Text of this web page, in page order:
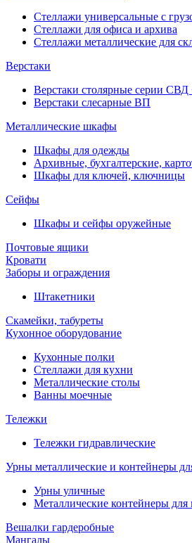
Стеллажи универсальные с
Стеллажи для офиса и архива
Стеллажи металлические для
Верстаки
Верстаки столярные серии СВД
Верстаки слесарные ВП
Металлические шкафы
Шкафы для одежды
Архивные, бухгалтерские,
Шкафы для ключей, ключницы
Сейфы
Шкафы и сейфы оружейные
Почтовые ящики
Кровати
Заборы и ограждения
Штакетники
Скамейки, табуреты
Кухонное оборудование
Кухонные полки
Стеллажи для кухни
Металлические столы
Ванны моечные
Тележки
Тележки гидравлические
Урны металлические и контейнеры
Урны уличные
Металлические контейнеры
Вешалки гардеробные
Мангалы